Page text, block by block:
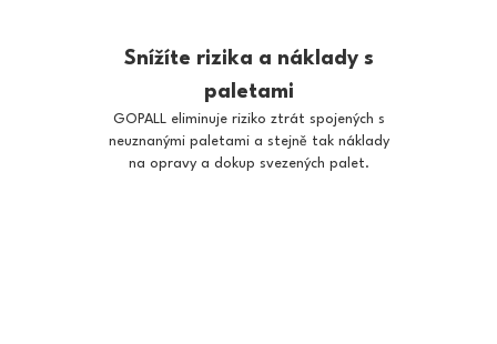
Snížíte rizika a náklady s
paletami
GOPALL eliminuje riziko ztrát spojených s
neuznanými paletami a stejně tak náklady
na opravy a dokup svezených palet.